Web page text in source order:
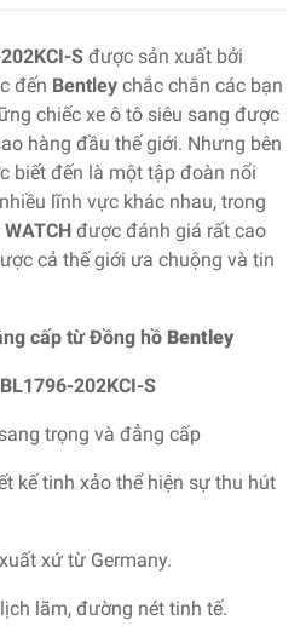
S được sản xuất bởi
đến Bentley chắc chắn các bạn
chiếc xe ô tô siêu sang được
hàng đầu thế giới. Nhưng bên
biết đến là một tập đoàn nổi
lĩnh vực khác nhau, trong
WATCH được đánh giá rất cao
cả thế giới ưa chuộng và tin
cấp từ Đồng hồ Bentley
BL1796-202KCI-S
trọng và đẳng cấp
kế tinh xảo thể hiện sự thu hút
xứ từ Germany.
lãm, đường nét tinh tế.